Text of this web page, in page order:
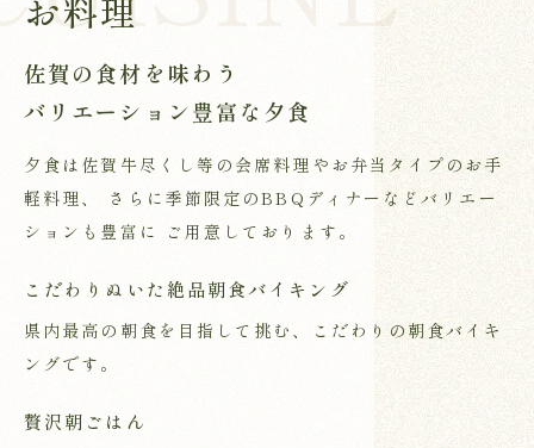
佐賀の食材を味わう
バリエーション豊富な夕食
夕食は佐賀牛尽くし等の会席料理やお弁当タイプのお手
軽料理、
さらに季節限定のBBQディナーなどバリエー
ションも豊富に
ご用意しております。
こだわりぬいた絶品朝食バイキング
県内最高の朝食を目指して挑む、こだわりの朝食バイキ
ングです。
贅沢朝ごはん